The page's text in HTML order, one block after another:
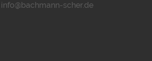
info@bachmann-scher.de